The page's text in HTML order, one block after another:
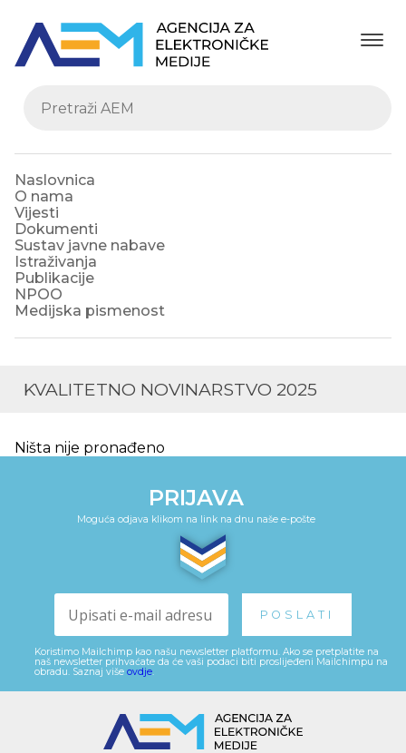
Naslovnica
O nama
Vijesti
Dokumenti
Sustav javne nabave
Istraživanja
Publikacije
NPOO
Medijska pismenost
KVALITETNO NOVINARSTVO 2025
Ništa nije pronađeno
PRIJAVA
Moguća odjava klikom na link na dnu naše e-pošte
Koristimo Mailchimp kao našu newsletter platformu. Ako se pretplatite na
naš newsletter prihvaćate da će vaši podaci biti proslijeđeni Mailchimpu na
obradu. Saznaj više ovdje.